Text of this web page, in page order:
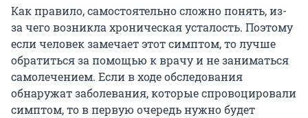
Как правило, самостоятельно сложно понять, из-
за чего возникла хроническая усталость. Поэтому
если человек замечает этот симптом, то лучше
обратиться за помощью к врачу и не заниматься
самолечением. Если в ходе обследования
обнаружат заболевания, которые спровоцировали
симптом, то в первую очередь нужно будет